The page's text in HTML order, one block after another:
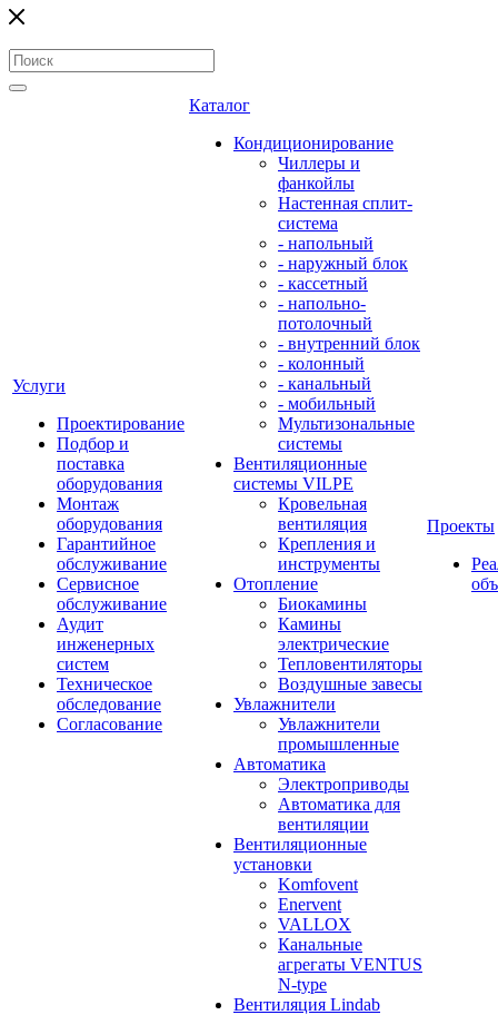
Услуги
Проектирование
Подбор и
поставка
оборудования
Монтаж
оборудования
Гарантийное
обслуживание
Сервисное
обслуживание
Аудит
инженерных
систем
Техническое
обследование
Согласование
Каталог
Кондиционирование
Чиллеры и
фанкойлы
Настенная сплит-
система
- напольный
- наружный блок
- кассетный
- напольно-
потолочный
- внутренний блок
- колонный
- канальный
- мобильный
Мультизональные
системы
Вентиляционные
системы VILPE
Кровельная
вентиляция
Крепления и
инструменты
Отопление
Биокамины
Камины
электрические
Тепловентиляторы
Воздушные завесы
Увлажнители
Увлажнители
промышленные
Автоматика
Электроприводы
Автоматика для
вентиляции
Вентиляционные
установки
Komfovent
Enervent
VALLOX
Канальные
агрегаты VENTUS
N-type
Вентиляция Lindab
Проекты